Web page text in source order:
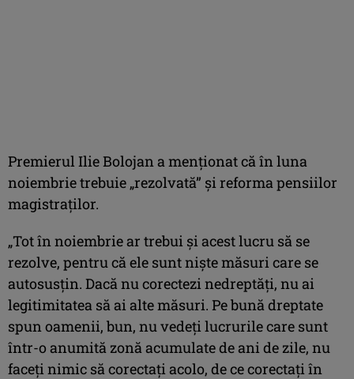
Premierul Ilie Bolojan a menţionat că în luna
noiembrie trebuie „rezolvată” şi reforma pensiilor
magistraţilor.
„Tot în noiembrie ar trebui şi acest lucru să se
rezolve, pentru că ele sunt nişte măsuri care se
autosusţin. Dacă nu corectezi nedreptăţi, nu ai
legitimitatea să ai alte măsuri. Pe bună dreptate
spun oamenii, bun, nu vedeţi lucrurile care sunt
într-o anumită zonă acumulate de ani de zile, nu
faceţi nimic să corectaţi acolo, de ce corectaţi în